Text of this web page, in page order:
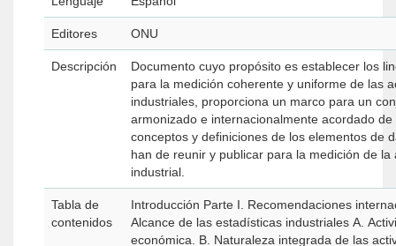
Editores ONU
Descripción
Documento cuyo propósito es establecer los
para la medición coherente y uniforme de las
industriales, proporciona un marco para un
armonizado e internacionalmente acordado de
conceptos y definiciones de los elementos de
han de reunir y publicar para la medición de la
industrial.
Tabla de
contenidos
Introducción Parte I. Recomendaciones internacionales I.
Alcance de las estadísticas industriales A.
económica. B. Naturaleza integrada de las